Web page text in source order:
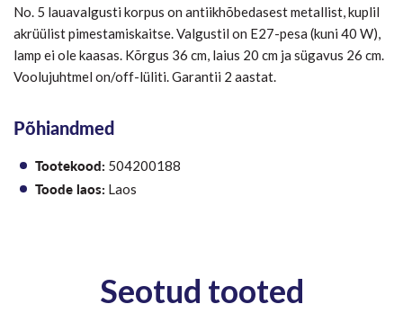
No. 5 lauavalgusti korpus on antiikhõbedasest metallist, kuplil
akrüülist pimestamiskaitse. Valgustil on E27-pesa (kuni 40 W),
lamp ei ole kaasas. Kõrgus 36 cm, laius 20 cm ja sügavus 26 cm.
Voolujuhtmel on/off-lüliti. Garantii 2 aastat.
Põhiandmed
Tootekood: 504200188
Toode laos: Laos
Seotud tooted